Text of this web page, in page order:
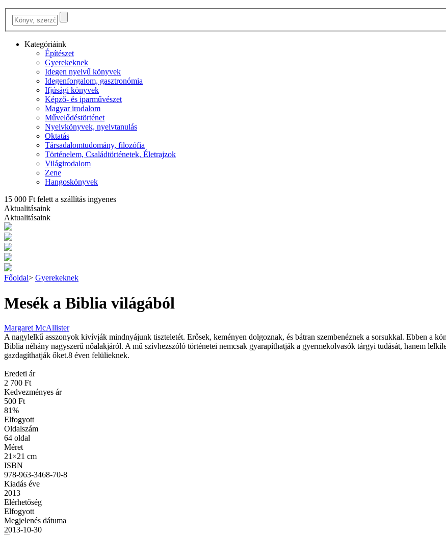
Kategóriáink
Építészet
Gyerekeknek
Idegen nyelvű könyvek
Idegenforgalom, gasztronómia
Ifjúsági könyvek
Képző- és iparművészet
Magyar irodalom
Művelődéstörténet
Nyelvkönyvek, nyelvtanulás
Oktatás
Társadalomtudomány, filozófia
Történelem, Családtörténetek, Életrajzok
Világirodalom
Zene
Hangoskönyvek
15 000 Ft felett a szállítás ingyenes
Aktualitásaink
Aktualitásaink
Főoldal> Gyerekeknek
Mesék a Biblia világából
Margaret McAllister
A nagylelkű asszonyok kivívják mindnyájunk tiszteletét. Erősek, keményen dolgoznak, és bátran szembenéznek a sorsukkal. Ebben a
Biblia néhány nagyszerű nőalakjáról. A mű szívhezszóló történetei nemcsak gyarapíthatják a gyermekolvasók tárgyi tudását, hanem
gazdagíthatják őket.8 éven felülieknek.
Eredeti ár
2 700 Ft
Kedvezményes ár
500 Ft
81%
Elfogyott
Oldalszám
64 oldal
Méret
21×21 cm
ISBN
978-963-3468-70-8
Kiadás éve
2013
Elérhetőség
Elfogyott
Megjelenés dátuma
2013-10-30